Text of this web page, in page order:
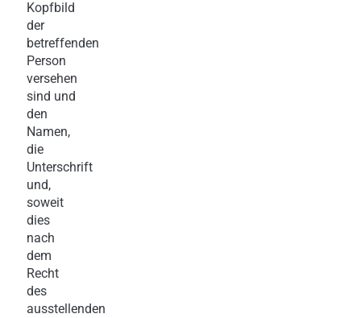
Kopfbild
der
betreffenden
Person
versehen
sind und
den
Namen,
die
Unterschrift
und,
soweit
dies
nach
dem
Recht
des
ausstellenden